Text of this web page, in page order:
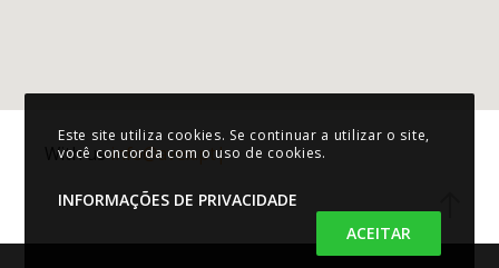
With usinfo@avex.p |
Este site utiliza cookies. Se continuar a utilizar o site,
você concorda com o uso de cookies.
INFORMAÇÕES DE PRIVACIDADE
ACEITAR